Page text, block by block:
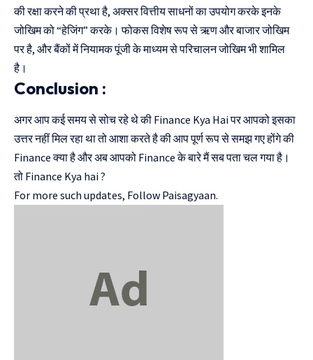
की रक्षा करने की प्रथा है, अक्सर वित्तीय साधनों का उपयोग करके इनके
जोखिम को “हेजिंग” करके। फोकस विशेष रूप से ऋण और बाजार जोखिम
पर है, और बैंकों में नियामक पूंजी के माध्यम से परिचालन जोखिम भी शामिल
है।
Conclusion :
अगर आप कई समय से सोच रहे थे की Finance Kya Hai पर आपको इसका
उत्तर नहीं मिल रहा था तो आशा करते है की आप पूर्ण रूप से समझ गए होंगे की
Finance क्या है और अब आपको Finance के बारे मैं सब पता चल गया है।
तो Finance Kya hai ?
For more such updates, Follow Paisagyaan.